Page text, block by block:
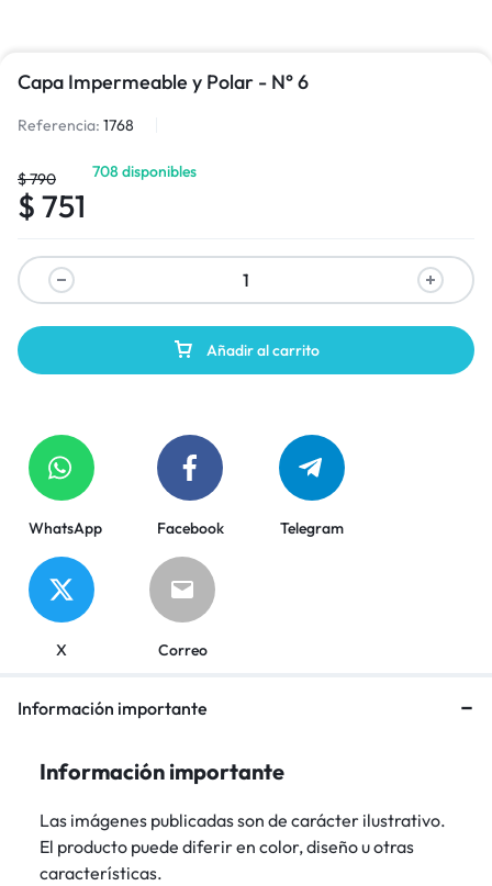
Capa Impermeable y Polar - N° 6
Referencia: 1768
$790
$ 751
708 disponibles
Añadir al carrito
WhatsApp Facebook Telegram
X Correo
Información importante
Información importante
Las imágenes publicadas son de carácter ilustrativo.
El producto puede diferir en color, diseño u otras
características.